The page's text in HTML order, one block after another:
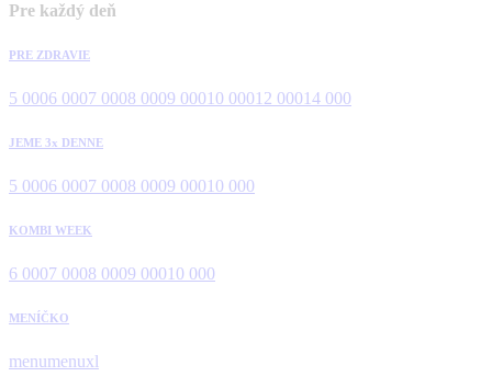
Pre každý deň
PRE ZDRAVIE
5 0006 0007 0008 0009 00010 00012 00014 000
JEME 3x DENNE
5 0006 0007 0008 0009 00010 000
KOMBI WEEK
6 0007 0008 0009 00010 000
MENÍČKO
menumenuxl